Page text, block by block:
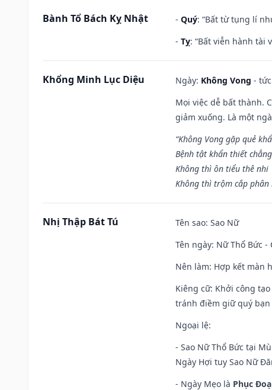
Bành Tổ Bách Kỵ Nhật - Quý: “Bất từ tụng lí
- Tỵ: “Bất viễn hành tài
Khổng Minh Lục Diệu Ngày: Không Vong -
Mọi việc dễ bất thành.
giảm xuống. Là một
“Không Vong gặp quẻ
Bệnh tật khẩn thiết
Không thì ôn tiểu thê nhi
Không thì trộm cắp
Nhị Thập Bát Tú Tên sao: Sao Nữ
Tên ngày: Nữ Thổ Bức
Nên làm: Hợp kết màn
Kiêng cữ: Khởi công
tránh điềm giữ quý
Ngoại lệ:
- Sao Nữ Thổ Bức tại
Ngày Hợi tuy Sao Nữ
- Ngày Mẹo là Phục